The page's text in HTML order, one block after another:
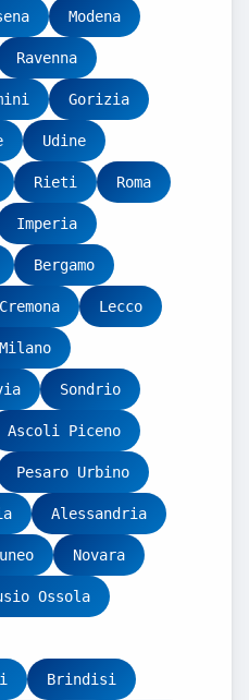
Modena
Ravenna
Gorizia
Udine
Rieti Roma
Imperia
Bergamo
Cremona Lecco
Milano
Sondrio
Ascoli Piceno
Pesaro Urbino
Alessandria
Novara
Ossola
Brindisi